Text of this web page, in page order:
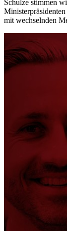
Schulze stimmen
mit wechselnden